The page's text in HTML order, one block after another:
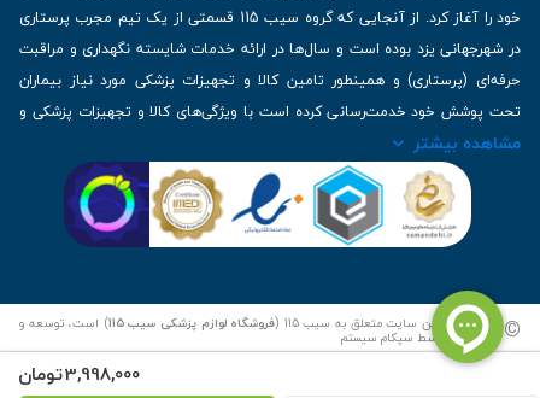
3,998,000تومان
خود را آغاز کرد. از آنجایی که گروه سیب 115 قسمتی از یک تیم مجرب پرستاری
در شهرجهانی یزد بوده است و سال‌ها در ارائه خدمات شایسته نگهداری و مراقبت
حرفه‌ای (پرستاری) و همینطور تامین کالا و تجهیزات پزشکی مورد نیاز بیماران
تحت پوشش خود خدمت‌رسانی کرده است با ویژگی‌های کالا و تجهیزات پزشکی و
برترین برندهای موجود در بازار اطلاعات بسیار ارزشمندی را دارا می‌باشد
| تلفن تماس : 36333383-035 | ایمیل: Info@Sib115.com
مشاهده بیشتر
© کلیه حقوق این سایت متعلق به سیب 115 ( فروشگاه لوازم پزشکی سیب 115 ) است، توسعه و
کدنویسی توسط سپکام سیستم